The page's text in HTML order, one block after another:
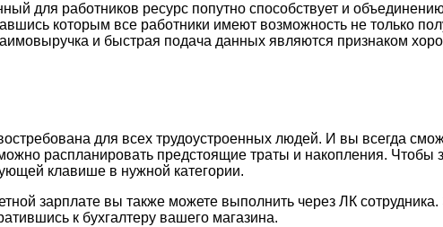
для работников ресурс попутно способствует и
которым все работники имеют возможность не только
и быстрая подача данных являются признаком
для всех трудоустроенных людей. И вы всегда
распланировать предстоящие траты и накопления. Чтобы
клавише в нужной категории.
зарплате вы также можете выполнить через ЛК
к бухгалтеру вашего магазина.